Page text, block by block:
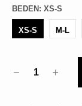
BEDEN : XS-S
XS-S M-L
1